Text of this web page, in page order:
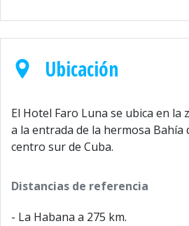
Ubicación
El Hotel Faro Luna se ubica en la
a la entrada de la hermosa Bahía
centro sur de Cuba.
Distancias de referencia
- La Habana a 275 km.